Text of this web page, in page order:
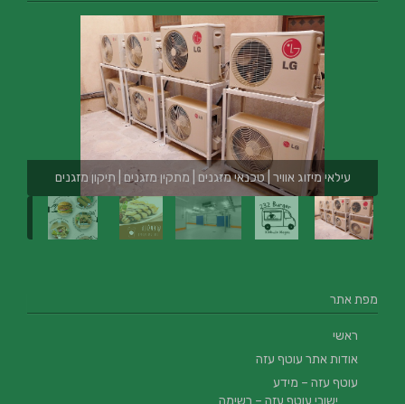
עילאי מיזוג אוויר | טכנאי מזגנים | מתקין מזגנים | תיקון מזגנים
מפת אתר
ראשי
אודות אתר עוטף עזה
עוטף עזה – מידע
ישובי עוטף עזה – רשימה